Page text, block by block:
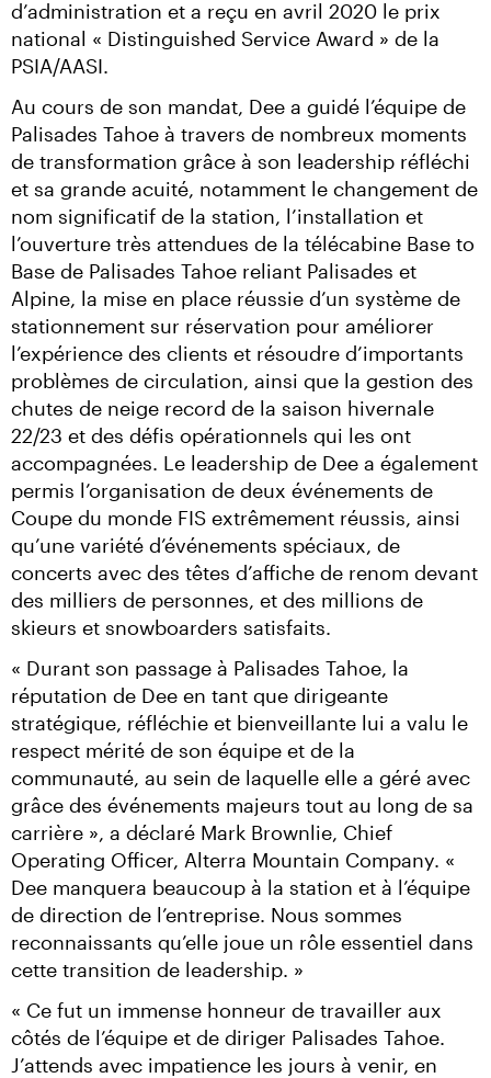
d’administration et a reçu en avril 2020 le prix
national « Distinguished Service Award » de la
PSIA/AASI.
Au cours de son mandat, Dee a guidé l’équipe de
Palisades Tahoe à travers de nombreux moments
de transformation grâce à son leadership réfléchi
et sa grande acuité, notamment le changement de
nom significatif de la station, l’installation et
l’ouverture très attendues de la télécabine Base to
Base de Palisades Tahoe reliant Palisades et
Alpine, la mise en place réussie d’un système de
stationnement sur réservation pour améliorer
l’expérience des clients et résoudre d’importants
problèmes de circulation, ainsi que la gestion des
chutes de neige record de la saison hivernale
22/23 et des défis opérationnels qui les ont
accompagnées. Le leadership de Dee a également
permis l’organisation de deux événements de
Coupe du monde FIS extrêmement réussis, ainsi
qu’une variété d’événements spéciaux, de
concerts avec des têtes d’affiche de renom devant
des milliers de personnes, et des millions de
skieurs et snowboarders satisfaits.
« Durant son passage à Palisades Tahoe, la
réputation de Dee en tant que dirigeante
stratégique, réfléchie et bienveillante lui a valu le
respect mérité de son équipe et de la
communauté, au sein de laquelle elle a géré avec
grâce des événements majeurs tout au long de sa
carrière », a déclaré Mark Brownlie, Chief
Operating Officer, Alterra Mountain Company. «
Dee manquera beaucoup à la station et à l’équipe
de direction de l’entreprise. Nous sommes
reconnaissants qu’elle joue un rôle essentiel dans
cette transition de leadership. »
« Ce fut un immense honneur de travailler aux
côtés de l’équipe et de diriger Palisades Tahoe.
J’attends avec impatience les jours à venir, en